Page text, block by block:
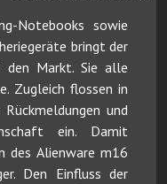
Notebooks sowie
bringt der
den Markt. Sie alle
Zugleich flossen in
und
ein. Damit
des Alienware m16
Den Einfluss der